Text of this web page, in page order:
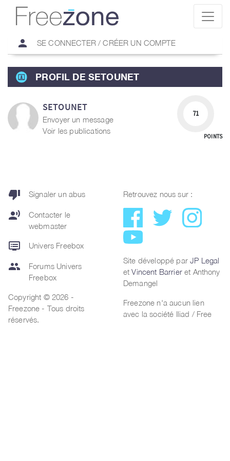
person SE CONNECTER / CRÉER UN COMPTE
PROFIL DE SETOUNET
SETOUNET
Envoyer un message
Voir les publications
71
POINTS
thumb_down Signaler un abus
record_voice_over
Contacter le
webmaster
dvr Univers Freebox
group
Forums Univers
Freebox
Copyright © 2026 -
Freezone - Tous droits
réservés.
Retrouvez nous sur :
Site développé parJP Legal
etVincent Barrieret Anthony
Demangel
Freezone n'a aucun lien
avec la société Iliad / Free